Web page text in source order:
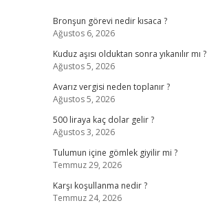
Bronşun görevi nedir kısaca ?
Ağustos 6, 2026
Kuduz aşısı olduktan sonra yıkanılır mı ?
Ağustos 5, 2026
Avarız vergisi neden toplanır ?
Ağustos 5, 2026
500 liraya kaç dolar gelir ?
Ağustos 3, 2026
Tulumun içine gömlek giyilir mi ?
Temmuz 29, 2026
Karşı koşullanma nedir ?
Temmuz 24, 2026